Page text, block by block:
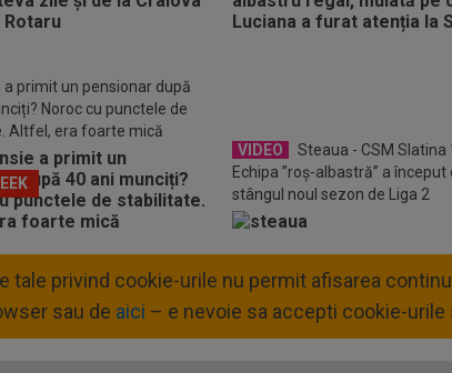
a primit un pensionar după
Noroc cu punctele de
Altfel, era foarte mică
VIDEO
Steaua - CSM Slatina
Echipa ”roș-albastră” a început
stângul noul sezon de Liga 2
tale privind cookie-urile nu permit afisarea
sau de aici – e nevoie sa accepti cookie-urile